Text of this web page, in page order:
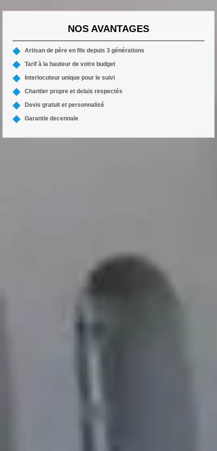
NOS AVANTAGES
Artisan de père en fils depuis 3 générations
Tarif à la hauteur de votre budget
Interlocuteur unique pour le suivi
Chantier propre et delais respectés
Devis gratuit et personnalisé
Garantie decennale